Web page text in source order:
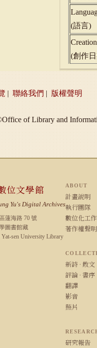
(語言)
(創作
| 聯絡我們 | 版權聲明
of Library and
位文學館
Yu's Digital Archives
蓮海路 70 號
圖書館藏
Yat-sen University Library
ABOUT
計畫說明
執行團隊
數位化工作
著作權聲明
新詩 · 散文
評論 · 書序
翻譯
影音
照片
研究報告